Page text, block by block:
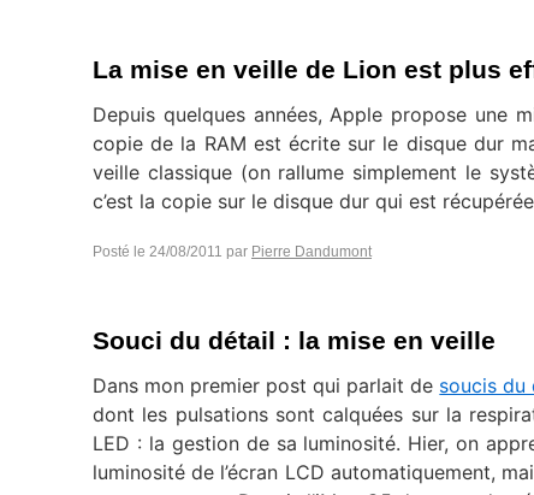
La mise en veille de Lion est plus
Depuis quelques années, Apple propose une
copie de la RAM est écrite sur le disque dur
veille classique (on rallume simplement le
c’est la copie sur le disque dur qui est
Posté le 24/08/2011 par Pierre Dandumont
Souci du détail : la mise en veille
Dans mon premier post qui parlait de soucis du
dont les pulsations sont calquées sur la
LED : la gestion de sa luminosité. Hier, on
luminosité de l’écran LCD automatiquement,